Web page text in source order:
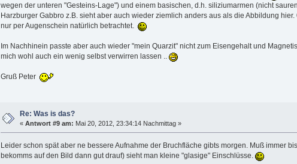
wegen der unteren "Gesteins-Lage") und einem basischen, d.h. siliziumarmen (nicht
Harzburger Gabbro z.B. sieht aber auch wieder ziemlich anders aus als die Abbildung
nur per Augenschein natürlich betrachtet.
Im Nachhinein passte aber auch wieder "mein Quarzit" nicht zum Eisengehalt und
mich wohl auch ein wenig selbst verwirren lassen ..
Gruß Peter
Re: Was is das?
« Antwort #9 am: Mai 20, 2012, 23:34:14 Nachmittag »
Leider schon spät aber ne bessere Aufnahme der Bruchfläche gibts morgen. Muß immer
bekomms auf den Bild dann gut drauf) sieht man kleine "glasige" Einschlüsse.